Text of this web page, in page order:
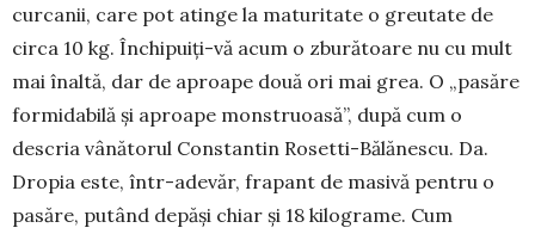
curcanii, care pot atinge la maturitate o greu­tate de
circa 10 kg. Închipuiți-vă acum o zburătoare nu cu mult
mai înaltă, dar de aproape două ori mai grea. O „pasăre
formidabilă şi aproape monstru­oasă”, după cum o
descria vânătorul Constantin Rosetti-Bălănescu. Da.
Dropia este, într-adevăr, fra­pant de masivă pentru o
pasăre, putând depăși chiar și 18 kilograme. Cum